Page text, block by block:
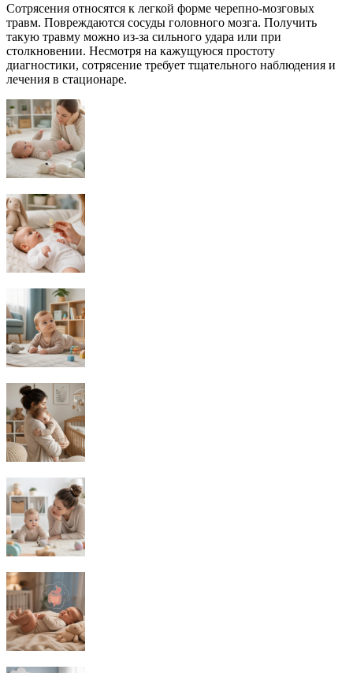
Сотрясения относятся к легкой форме черепно-мозговых
травм. Повреждаются сосуды головного мозга. Получить
такую травму можно из-за сильного удара или при
столкновении. Несмотря на кажущуюся простоту
диагностики, сотрясение требует тщательного наблюдения и
лечения в стационаре.